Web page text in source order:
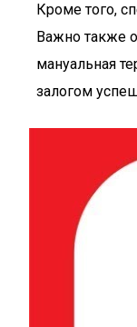
Кроме того,
Важно также
мануальная
залогом